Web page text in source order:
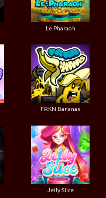
Le Pharaoh
FRKN Bananas
Jelly Slice